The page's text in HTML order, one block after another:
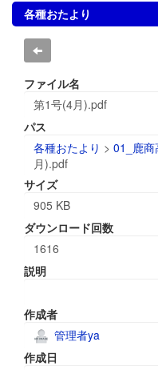
各種おたより
ファイル名
第1号(4月).pdf
パス
各種おたより > 01_鹿商
月).pdf
サイズ
905 KB
ダウンロード回数
1616
説明
作成者
管理者ya
作成日